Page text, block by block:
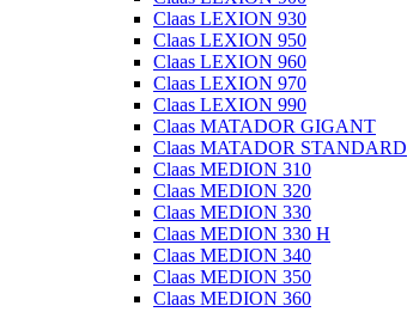
Claas LEXION 930
Claas LEXION 950
Claas LEXION 960
Claas LEXION 970
Claas LEXION 990
Claas MATADOR GIGANT
Claas MATADOR STANDARD
Claas MEDION 310
Claas MEDION 320
Claas MEDION 330
Claas MEDION 330 H
Claas MEDION 340
Claas MEDION 350
Claas MEDION 360